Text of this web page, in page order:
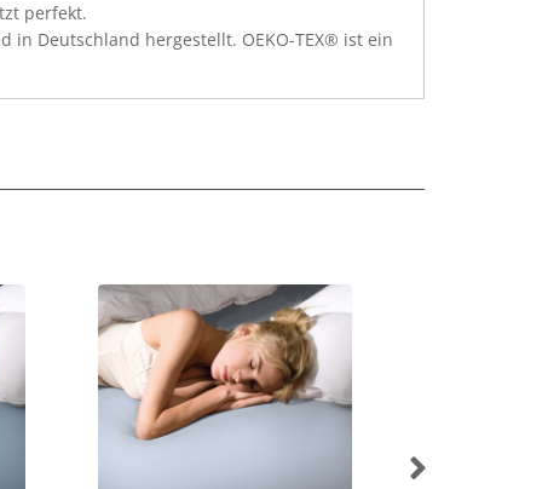
perfekt.
in Deutschland hergestellt. OEKO-TEX® ist ein